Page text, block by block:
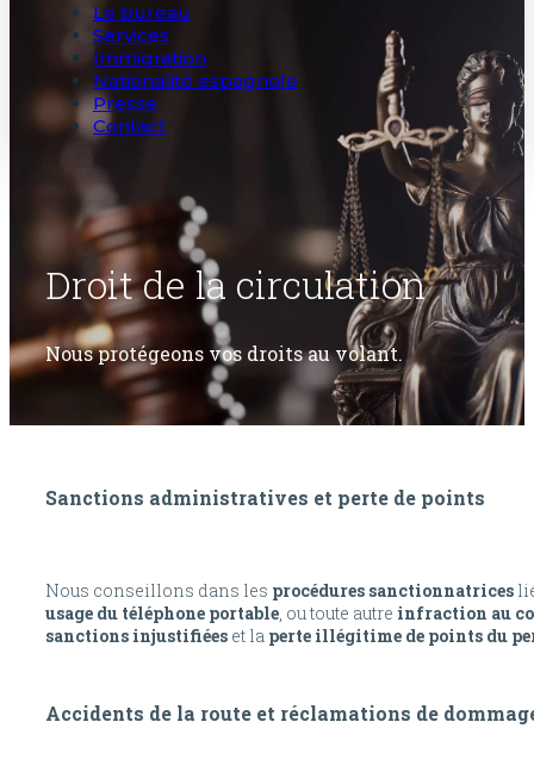
Le bureau
Services
Immigration
Nationalité espagnole
Presse
Contact
Droit de la circulation
Nous protégeons vos droits au volant.
Sanctions administratives et perte de points
Nous conseillons dans les procédures sanctionnatrices
usage du téléphone portable, ou toute autre infraction au
sanctions injustifiées et la perte illégitime de points du
Accidents de la route et réclamations de